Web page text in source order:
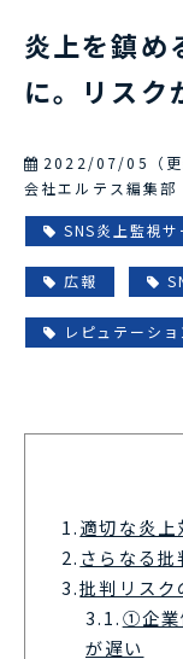
炎上を鎮め
に。リスク
2022/07/05 （
会社エルテス編集部
SNS炎上監視サ
広報
レピュテーシ
1.適切な炎上
2. さらなる
3.批判リスク
3.1.①企業
が遅い